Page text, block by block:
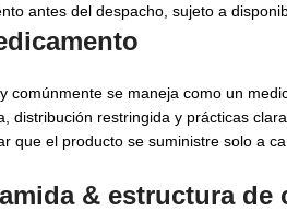
antes del despacho, sujeto a
se maneja como un
restringida y prácticas
el producto se suministre solo a
& estructura de